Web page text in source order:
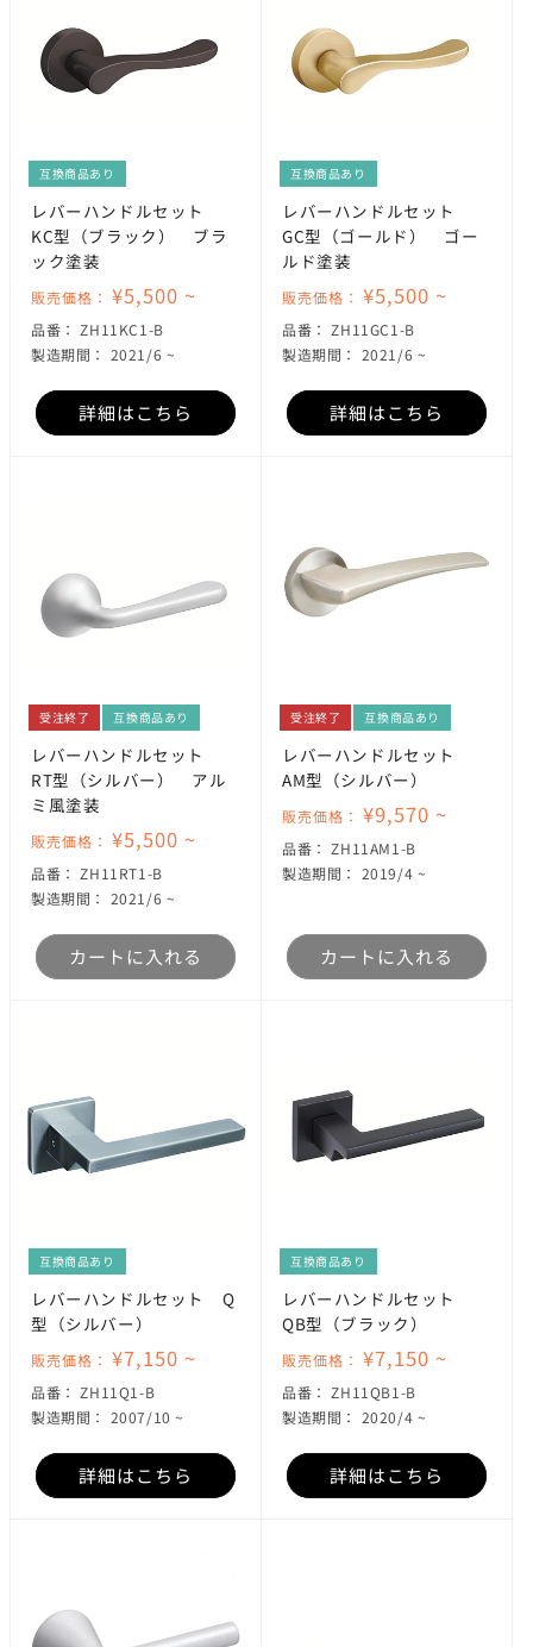
互換商品あり
レバーハンドルセット
KC型（ブラック） ブラ
ック塗装
販売価格： ¥5,500 ~
品番： SKU:
ZH11KC1-B
製造期間： 2021/6 ~
詳細はこちら
互換商品あり
レバーハンドルセット
GC型（ゴールド） ゴー
ルド塗装
販売価格： ¥5,500 ~
品番： SKU:
ZH11GC1-B
製造期間： 2021/6 ~
詳細はこちら
受注終了 互換商品あり
レバーハンドルセット
RT型（シルバー） アル
ミ風塗装
販売価格： ¥5,500 ~
品番： SKU:
ZH11RT1-B
製造期間： 2021/6 ~
カートに入れる
受注終了 互換商品あり
レバーハンドルセット
AM型（シルバー）
販売価格： ¥9,570 ~
品番： SKU:
ZH11AM1-B
製造期間： 2019/4 ~
カートに入れる
互換商品あり
レバーハンドルセット Q
型（シルバー）
販売価格： ¥7,150 ~
品番： SKU:
ZH11Q1-B
製造期間： 2007/10 ~
詳細はこちら
互換商品あり
レバーハンドルセット
QB型（ブラック）
販売価格： ¥7,150 ~
品番： SKU:
ZH11QB1-B
製造期間： 2020/4 ~
詳細はこちら